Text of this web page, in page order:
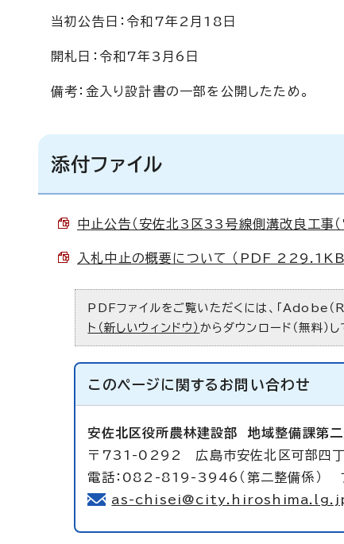
当初公告日：令和7年2月18日
開札日：令和7年3月6日
備考：金入り設計書の一部を公開したため。
添付ファイル
中止公告（安佐北3区33号線側溝改良工事
入札中止の概要について （PDF 229.1KB
PDFファイルをご覧いただくには、「Adobe（
ト（新しいウィンドウ） からダウンロード（無料）し
このページに関する お問い合わせ
安佐北区役所農林建設部 地域整備課第
〒731-0292 広島市安佐北区可部四
電話：082-819-3946（第二整備係）
as-